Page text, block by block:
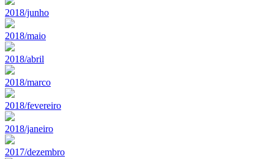
2018/junho
2018/maio
2018/abril
2018/marco
2018/fevereiro
2018/janeiro
2017/dezembro